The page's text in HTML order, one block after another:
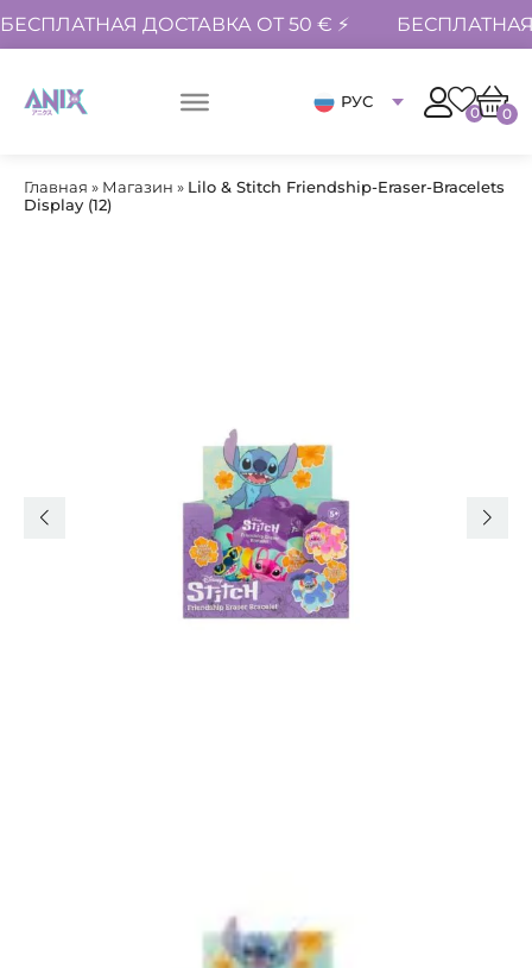
БЕСПЛАТНАЯ ДОСТАВКА ОТ 50 € ⚡
РУС
0 0
Главная » Магазин » Lilo & Stitch Friendship-Eraser-Bracelets
Display (12)